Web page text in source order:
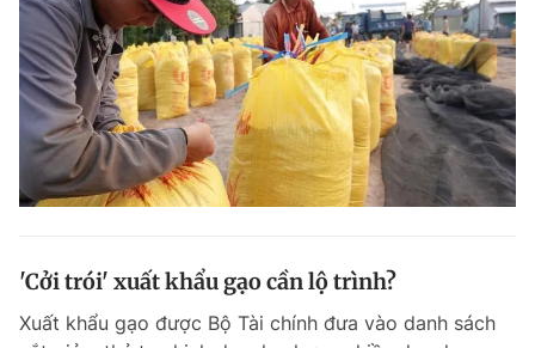
'Cởi trói' xuất khẩu gạo cần lộ trình?
Xuất khẩu gạo được Bộ Tài chính đưa vào danh sách